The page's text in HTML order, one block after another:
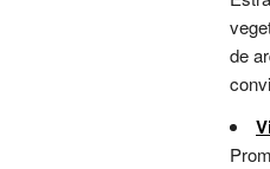
de